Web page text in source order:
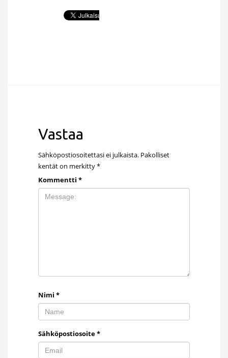
Vastaa
Sähköpostiosoitettasi ei julkaista. Pakolliset
kentät on merkitty*
Kommentti *
Nimi *
Sähköpostiosoite*